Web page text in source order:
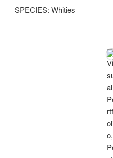
SPECIES: Whities